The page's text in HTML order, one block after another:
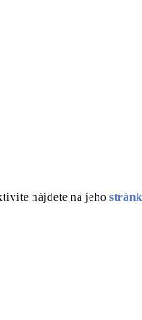
nájdete na jeho